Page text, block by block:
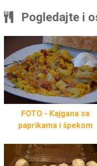
Pogledajte i
FOTO - Kajgana sa
paprikama i špekom